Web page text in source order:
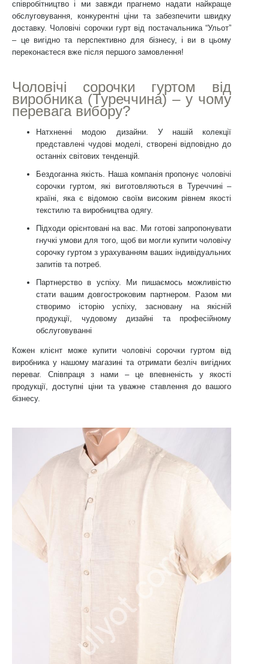
співробітництво і ми завжди прагнемо надати найкраще
обслуговування, конкурентні ціни та забезпечити швидку
доставку. Чоловічі сорочки гурт від постачальника “Ульот”
– це вигідно та перспективно для бізнесу, і ви в цьому
переконаєтеся вже після першого замовлення!
Чоловічі сорочки гуртом від
виробника (Туреччина) – у чому
перевага вибору?
Натхненні модою дизайни. У нашій колекції
представлені чудові моделі, створені відповідно до
останніх світових тенденцій.
Бездоганна якість. Наша компанія пропонує чоловічі
сорочки гуртом, які виготовляються в Туреччині –
країні, яка є відомою своїм високим рівнем якості
текстилю та виробництва одягу.
Підходи орієнтовані на вас. Ми готові запропонувати
гнучкі умови для того, щоб ви могли купити чоловічу
сорочку гуртом з урахуванням ваших індивідуальних
запитів та потреб.
Партнерство в успіху. Ми пишаємось можливістю
стати вашим довгостроковим партнером. Разом ми
створимо історію успіху, засновану на якісній
продукції, чудовому дизайні та професійному
обслуговуванні
Кожен клієнт може купити чоловічі сорочки гуртом від
виробника у нашому магазині та отримати безліч вигідних
переваг. Співпраця з нами – це впевненість у якості
продукції, доступні ціни та уважне ставлення до вашого
бізнесу.